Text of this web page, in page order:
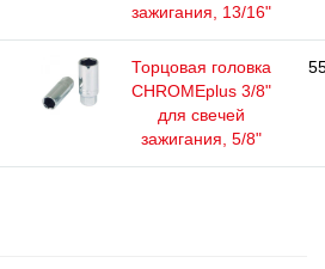
зажигания, 13/16"
Торцовая головка
CHROMEplus 3/8"
для свечей
зажигания, 5/8"